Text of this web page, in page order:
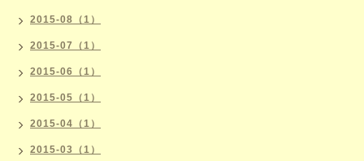
2015-08（1）
2015-07（1）
2015-06（1）
2015-05（1）
2015-04（1）
2015-03（1）